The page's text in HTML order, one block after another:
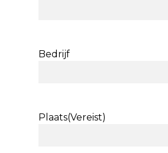
Bedrijf
Plaats(Vereist)